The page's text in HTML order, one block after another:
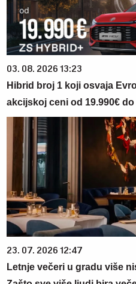
03. 08. 2026 13:23
Hibrid broj 1 koji osvaja
akcijskoj ceni od 19.990€ do
23. 07. 2026 12:47
Letnje večeri u gradu više